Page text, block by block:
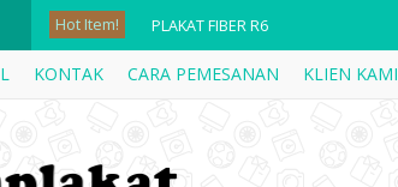
Hot Item! PLAKAT FIBER R6
PLAKAT KAYU K17
PLAKAT KAYU K19
KONTAK CARA PEMESANAN KLIEN KAMI